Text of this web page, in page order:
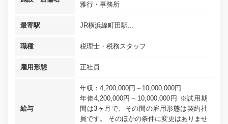
雅行・事務所
最寄駅 JR横浜線町田駅...
職種 税理士・税務スタッフ
雇用形態 正社員
給与
年収：4,200,000円～10,000,000円
年俸4,200,000円～10,000,000円 ※試用期
間は3ヶ月で、その間の雇用形態は契約社
員です。 そのほかの条件に変更はありませ